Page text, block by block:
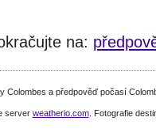
na:
Colombes a předpověď počasí
server weatherio.com. Fotografie